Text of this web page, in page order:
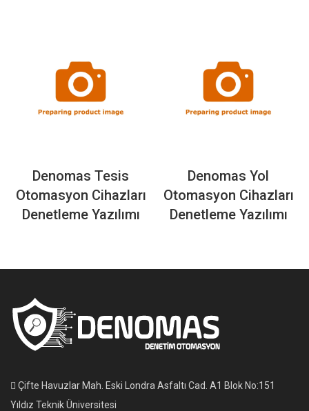
Denomas Tesis
Otomasyon Cihazları
Denetleme Yazılımı
Denomas Yol
Otomasyon Cihazları
Denetleme Yazılımı
Çifte Havuzlar Mah. Eski Londra Asfaltı Cad. A1 Blok No:151
Yıldız Teknik Üniversitesi